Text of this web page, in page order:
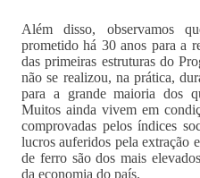
Além disso, observamos
prometido há 30 anos para a
das primeiras estruturas do
não se realizou, na prática,
para a grande maioria dos
Muitos ainda vivem em
comprovadas pelos índices
lucros auferidos pela extração
de ferro são dos mais
da economia do país.